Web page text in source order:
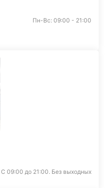
Пн-Вс: 09:00 - 21:00
С 09:00 до 21:00. Без выходных